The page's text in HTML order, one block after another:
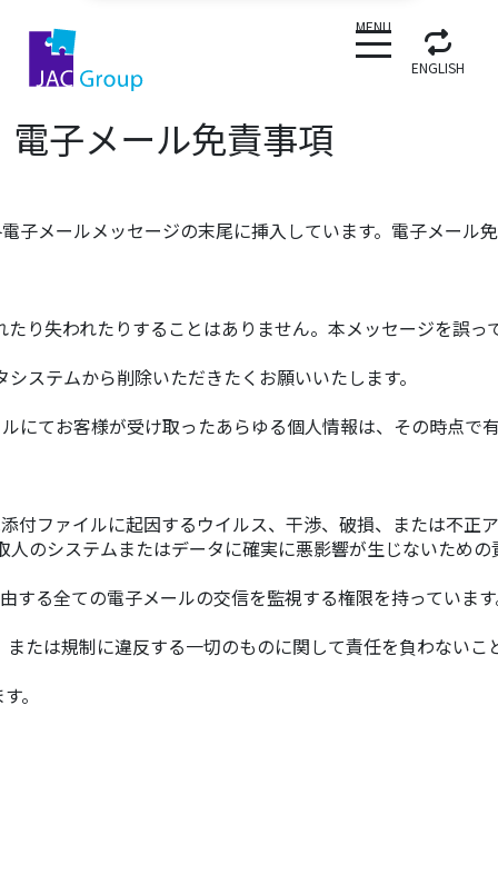
MENU
ENGLISH
電子メール免責事項
メールメッセージの末尾に挿入しています。電子メール
失われたりすることはありません。本メッセージを
ステムから削除いただきたくお願いいたします。
てお客様が受け取ったあらゆる個人情報は、その時点で
ファイルに起因するウイルス、干渉、破損、または不
のシステムまたはデータに確実に悪影響が生じないため
する全ての電子メールの交信を監視する権限を持っていま
たは規制に違反する一切のものに関して責任を負わないこ
。